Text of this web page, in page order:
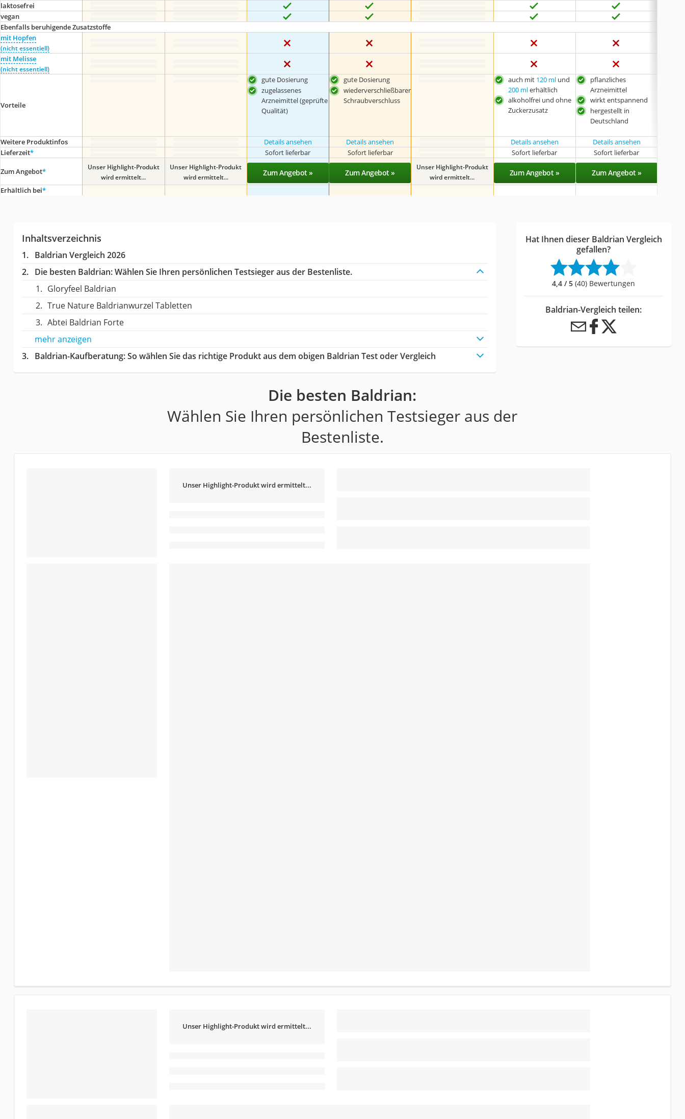
laktosefrei
vegan
Ebenfalls beruhigende Zusatzstoffe
mit Hopfen
(nicht essentiell)
mit Melisse
(nicht essentiell)
Vorteile
gute Dosierung
zugelassenes
Arzneimittel (geprüfte
Qualität)
gute Dosierung
wiederverschließbarer
Schraubverschluss
auch mit 120 mlund
200 mlerhältlich
alkoholfrei und ohne
Zuckerzusatz
pflanzliches
Arzneimittel
wirkt entspannend
hergestellt in
Deutschland
Weitere Produktinfos
Details ansehen Details ansehen Details ansehen Details ansehen
Lieferzeit* Sofort lieferbar Sofort lieferbar Sofort lieferbar Sofort lieferbar
Zum Angebot*
Unser Highlight-Produkt
wird ermittelt...
Unser Highlight-Produkt
wird ermittelt...
Zum Angebot » Zum Angebot »
Unser Highlight-Produkt
wird ermittelt...
Zum Angebot » Zum Angebot »
Erhältlich bei*
Inhaltsverzeichnis
Baldrian Vergleich 2026
Die besten Baldrian:Wählen Sie Ihren persönlichen Testsieger aus der Bestenliste.
Gloryfeel Baldrian
True Nature Baldrianwurzel Tabletten
Abtei Baldrian Forte
mehr anzeigen
Baldrian-Kaufberatung: So wählen Sie das richtige Produkt aus dem obigen Baldrian Test oder Vergleich
Hat Ihnen dieser Baldrian Vergleich
gefallen?
4,4 / 5 (40) Bewertungen
Baldrian-Vergleich teilen:
Die besten Baldrian:
Wählen Sie Ihren persönlichen Testsieger aus der
Bestenliste.
Unser Highlight-Produkt wird ermittelt...
Unser Highlight-Produkt wird ermittelt...